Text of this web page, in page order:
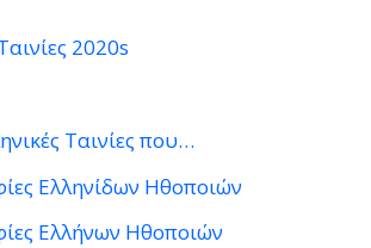
2020s
Ταινίες που…
Ελληνίδων Ηθοποιών
Ελλήνων Ηθοποιών